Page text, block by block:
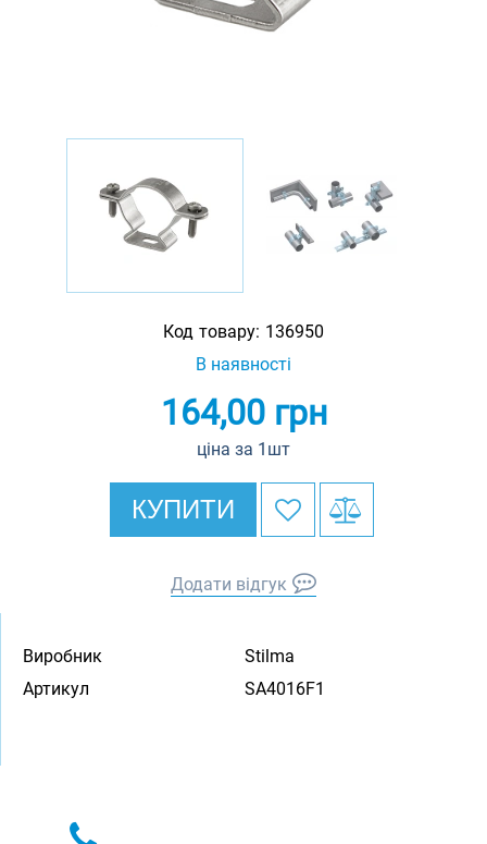
Код товару: 136950
В наявності
164,00грн
ціна за 1шт
КУПИТИ
Додати відгук
Виробник
Stilma
Артикул
SA4016F1